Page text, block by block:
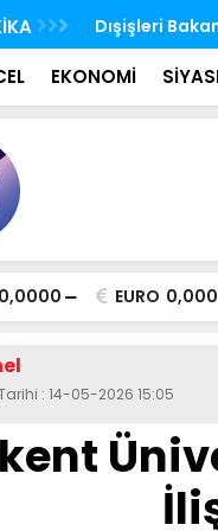
Ağustos ayı
yatırılmaya
EKONOMİ
0,0000 EURO
: 14-05-2026 15:05